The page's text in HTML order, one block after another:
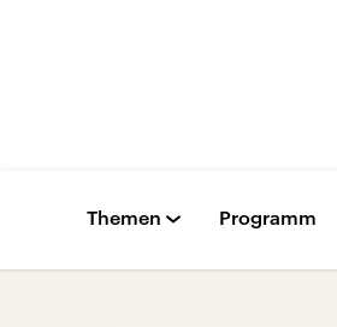
Themen Programm